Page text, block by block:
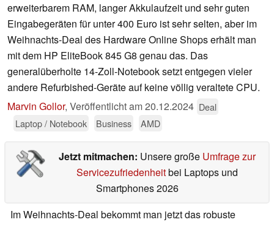
erweiterbarem RAM, langer Akkulaufzeit und sehr guten
Eingabegeräten für unter 400 Euro ist sehr selten, aber im
Weihnachts-Deal des Hardware Online Shops erhält man
mit dem HP EliteBook 845 G8 genau das. Das
generalüberholte 14-Zoll-Notebook setzt entgegen vieler
andere Refurbished-Geräte auf keine völlig veraltete CPU.
Marvin Gollor, Veröffentlicht am20.12.2024 Deal
Laptop / Notebook
Business AMD
Jetzt mitmachen: Unsere große Umfrage zur
Servicezufriedenheitbei Laptops und
Smartphones 2026
Im Weihnachts-Deal bekommt man jetzt das robuste